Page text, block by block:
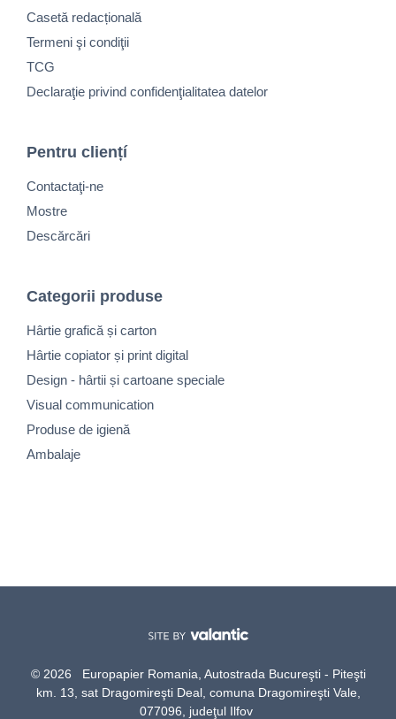
Casetă redacțională
Termeni şi condiţii
TCG
Declaraţie privind confidenţialitatea datelor
Pentru cliențí
Contactaţi-ne
Mostre
Descărcări
Categorii produse
Hârtie grafică și carton
Hârtie copiator și print digital
Design - hârtii și cartoane speciale
Visual communication
Produse de igienă
Ambalaje
© 2026 Europapier Romania, Autostrada Bucureşti - Piteşti
km. 13, sat Dragomireşti Deal, comuna Dragomireşti Vale,
077096, judeţul Ilfov